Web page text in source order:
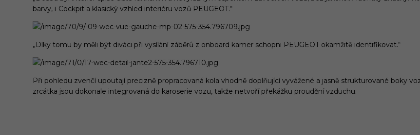
barvy, i-Cockpit a klasický vzhled interiéru vozů PEUGEOT.“
„Díky tomu by měli být diváci při vysílání záběrů z onboard kamer schopni PEUGEOT okamžitě identifikovat.“
Při pohledu zvenčí upoutají precizně propracovaná kola vhodně doplňující vyvážené a jasně strukturované boky
zrcátka jsou dokonale integrovaná do karoserie vozu, takže netvoří překážku proudění vzduchu.